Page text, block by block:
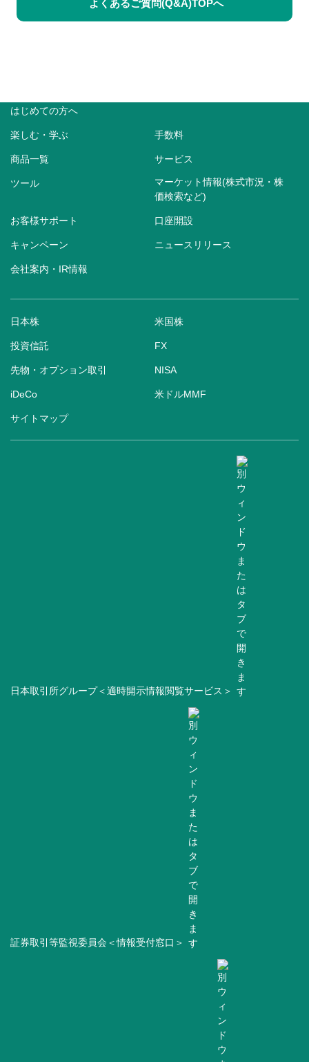
よくあるご質問(Q&A)TOPへ
はじめての方へ
楽しむ・学ぶ 手数料
商品一覧 サービス
ツール
マーケット情報(株式市況・株
価検索など)
お客様サポート 口座開設
キャンペーン ニュースリリース
会社案内・IR情報
日本株 米国株
投資信託 FX
先物・オプション取引 NISA
iDeCo 米ドルMMF
サイトマップ
日本取引所グループ＜適時開示情報閲覧サービス＞
証券取引等監視委員会＜情報受付窓口＞